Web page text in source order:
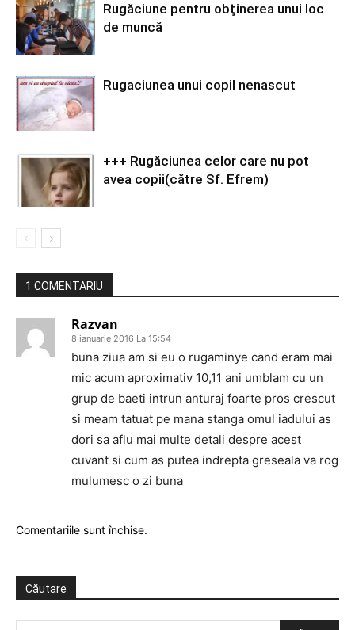
Rugăciune pentru obţinerea unui loc
de muncă
Rugaciunea unui copil nenascut
+++ Rugăciunea celor care nu pot
avea copii(către Sf. Efrem)
1 COMENTARIU
Razvan
8 ianuarie 2016 La 15:54
buna ziua am si eu o rugaminye cand eram mai
mic acum aproximativ 10,11 ani umblam cu un
grup de baeti intrun anturaj foarte pros crescut
si meam tatuat pe mana stanga omul iadului as
dori sa aflu mai multe detali despre acest
cuvant si cum as putea indrepta greseala va rog
mulumesc o zi buna
Comentariile sunt închise.
Căutare